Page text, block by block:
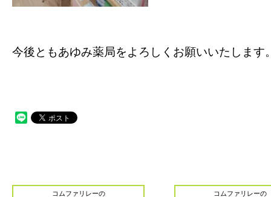
今後ともあゆみ薬局をよろしくお願いいたします
コムファリレーの コムファリレーの